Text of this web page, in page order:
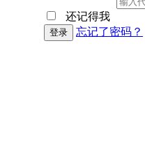
还记得我
忘记了密码？